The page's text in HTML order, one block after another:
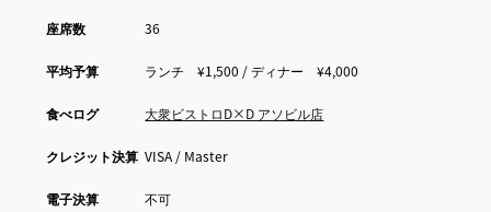
座席数 36
平均予算 ランチ ¥1,500 / ディナー ¥4,000
食べログ 大衆ビストロD×D アソビル店
クレジット決算 VISA / Master
電子決算 不可